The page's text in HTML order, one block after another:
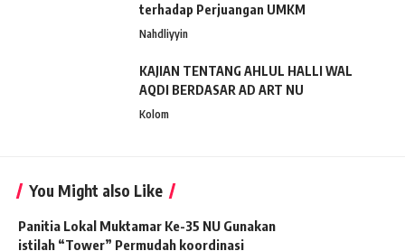
terhadap Perjuangan UMKM
Nahdliyyin
KAJIAN TENTANG AHLUL HALLI WAL
AQDI BERDASAR AD ART NU
Kolom
You Might also Like
Panitia Lokal Muktamar Ke-35 NU Gunakan
istilah “Tower” Permudah koordinasi